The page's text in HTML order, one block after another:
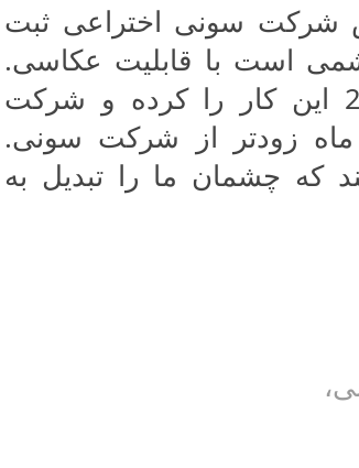
شرکت سونی اختراعی ثبت
است با قابلیت عکاسی.
البته گوگل در سال 2014 این کار را کرده و شرکت
ماه زودتر از شرکت سونی.
که چشمان ما را تبدیل به